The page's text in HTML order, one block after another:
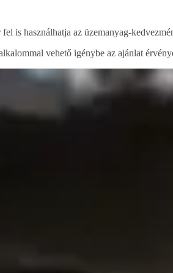
is használhatja az üzemanyag-
vehető igénybe az ajánlat